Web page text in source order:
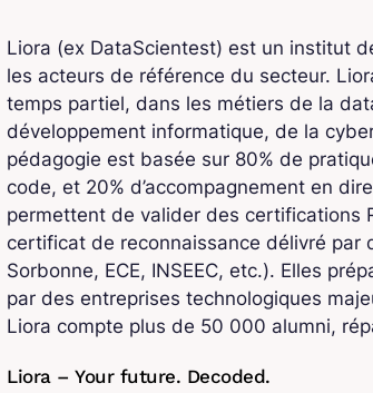
Liora (ex DataScientest) est un institut
les acteurs de référence du secteur.
temps partiel, dans les métiers de la
développement informatique, de la
pédagogie est basée sur 80% de
code, et 20% d’accompagnement en
permettent de valider des certifications
certificat de reconnaissance délivré par
Sorbonne, ECE, INSEEC, etc.). Elles
par des entreprises technologiques
Liora compte plus de 50 000 alumni,
Liora – Your future. Decoded.